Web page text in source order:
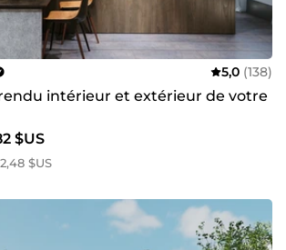
5,0 (138)
intérieur et extérieur de votre
$US
$US